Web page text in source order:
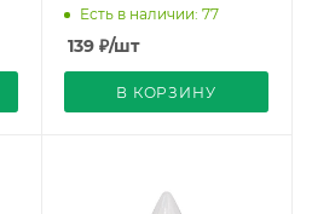
Прозрачная колба 360º
745Лм Sky Uniel
Есть в наличии: 77
139₽/шт
В КОРЗИНУ